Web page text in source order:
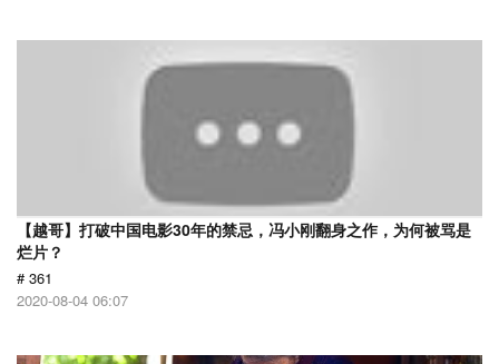
【越哥】打破中国电影30年的禁忌，冯小刚翻身之作，为何被骂是
烂片？
# 361
2020-08-04 06:07